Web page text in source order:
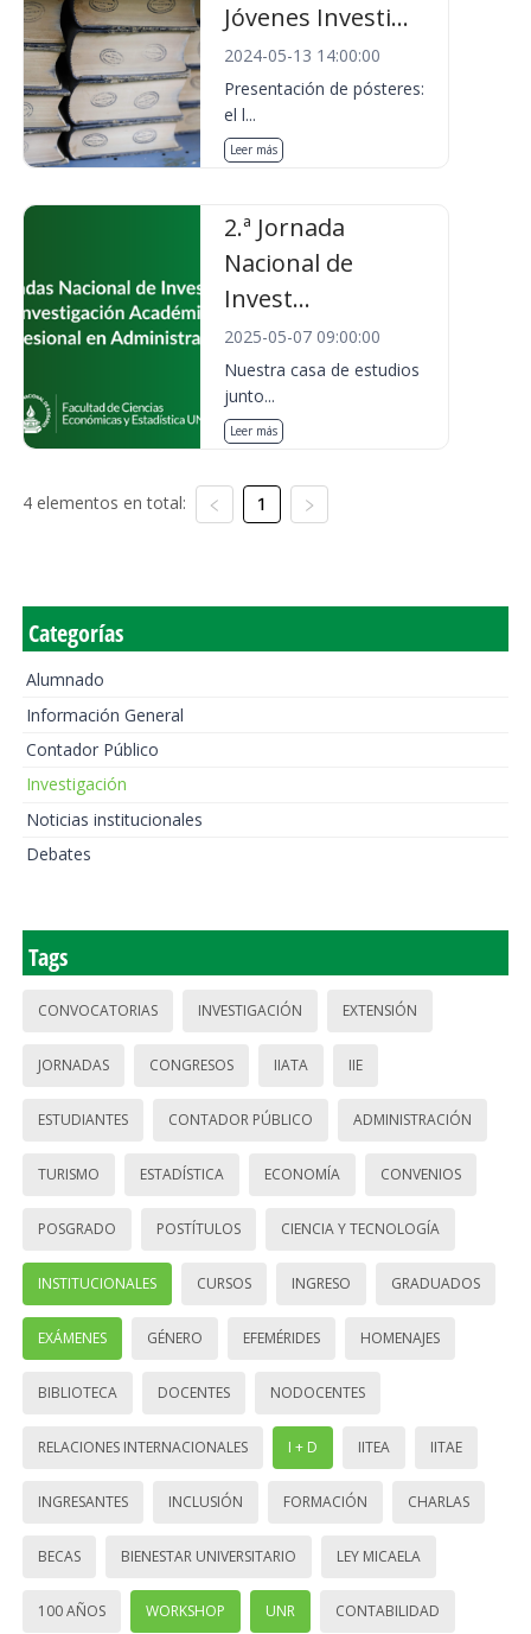
Jóvenes Investi...
2024-05-13 14:00:00
Presentación de pósteres:
el l...
Leer más
2.ª Jornada
Nacional de
Invest...
2025-05-07 09:00:00
Nuestra casa de estudios
junto...
Leer más
4 elementos en total: 1
Categorías
Alumnado
Información General
Contador Público
Investigación
Noticias institucionales
Debates
Tags
CONVOCATORIAS INVESTIGACIÓN EXTENSIÓN
JORNADAS CONGRESOS IIATA IIE
ESTUDIANTES CONTADOR PÚBLICO ADMINISTRACIÓN
TURISMO ESTADÍSTICA ECONOMÍA CONVENIOS
POSGRADO POSTÍTULOS CIENCIA Y TECNOLOGÍA
INSTITUCIONALES CURSOS INGRESO GRADUADOS
EXÁMENES GÉNERO EFEMÉRIDES HOMENAJES
BIBLIOTECA DOCENTES NODOCENTES
RELACIONES INTERNACIONALES I + D IITEA IITAE
INGRESANTES INCLUSIÓN FORMACIÓN CHARLAS
BECAS BIENESTAR UNIVERSITARIO LEY MICAELA
100 AÑOS WORKSHOP UNR CONTABILIDAD